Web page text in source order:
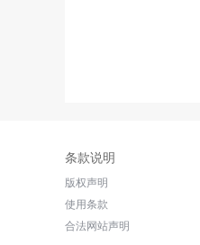
条款说明
版权声明
使用条款
合法网站声明